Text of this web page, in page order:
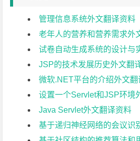
管理信息系统外文翻译资料
老年人的营养和营养需求外
试卷自动生成系统的设计与
JSP的技术发展历史外文翻
微软.NET平台的介绍外文翻
设置一个Servlet和JSP环境
Java Servlet外文翻译资料
基于递归神经网络的会议识别语